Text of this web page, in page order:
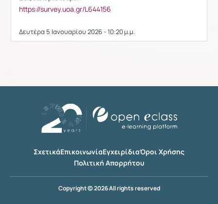
https://survey.uoa.gr/L644156
Δευτέρα 5 Ιανουαρίου 2026 - 10:20 μ.μ.
ΣχετικάΕπικοινωνίαΕγχειρίδιαΌροι Χρήσης
Πολιτική Απορρήτου
Copyright © 2026 All rights reserved